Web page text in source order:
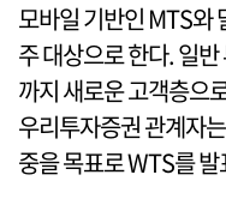
모바일 기반인 MTS와
주 대상으로 한다. 일
까지 새로운 고객층으
우리투자증권 관계자
중을 목표로 WTS를